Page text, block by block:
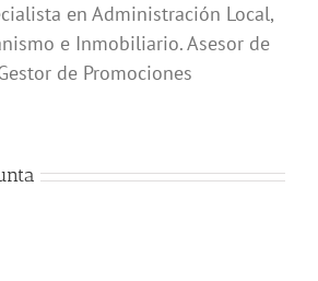
en Administración Local,
e Inmobiliario. Asesor de
de Promociones